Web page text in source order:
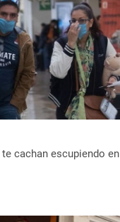
cachan escupiendo en